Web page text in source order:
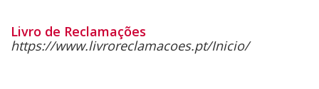
Livro de Reclamações
https://www.livroreclamacoes.pt/Inicio/